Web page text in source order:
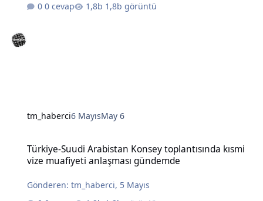
0 cevap
1,8b görüntü
tm_haberci6 MayısMay 6
Türkiye-Suudi Arabistan Konsey toplantısında kısmi
vize muafiyeti anlaşması gündemde
Gönderen:tm_haberci, 5 Mayıs